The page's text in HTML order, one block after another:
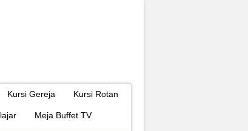
Kursi Gereja Kursi Rotan
Meja Buffet TV